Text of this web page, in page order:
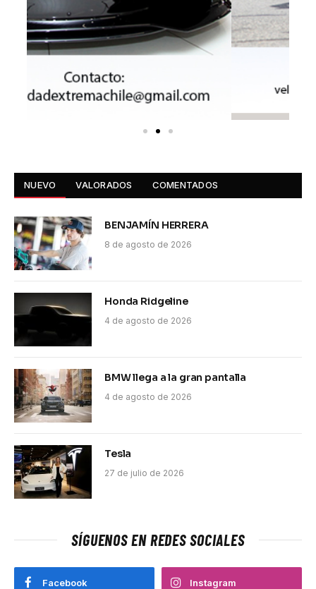
NUEVO VALORADOS COMENTADOS
BENJAMÍN HERRERA
8 de agosto de 2026
Honda Ridgeline
4 de agosto de 2026
BMW llega a la gran pantalla
4 de agosto de 2026
Tesla
27 de julio de 2026
SÍGUENOS EN REDES SOCIALES
Facebook Instagram